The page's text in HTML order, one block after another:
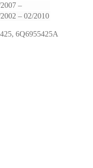
–
– 02/2010
6Q6955425A